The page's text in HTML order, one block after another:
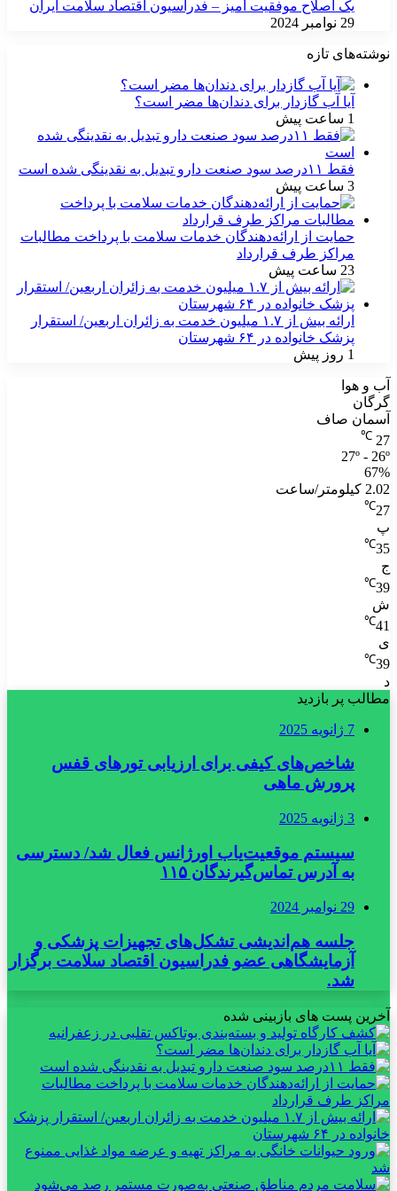
یک اصلاح موفقیت آمیز – فدراسیون اقتصاد سلامت ایران
29 نوامبر 2024
نوشته‌های تازه
آیا آب گازدار برای دندان‌ها مضر است؟
1 ساعت پیش
فقط ۱۱‌درصد سود صنعت دارو تبدیل به نقدینگی شده است
3 ساعت پیش
حمایت از ارائه‌دهندگان خدمات سلامت با پرداخت مطالبات
مراکز طرف قرارداد
23 ساعت پیش
ارائه بیش از ۱.۷ میلیون خدمت به زائران اربعین/ استقرار
پزشک خانواده در ۶۴ شهرستان
1 روز پیش
آب و هوا
گرگان
آسمان صاف
27
℃
27º - 26º
67%
2.02 کیلومتر/ساعت
27
℃
پ
35
℃
ج
39
℃
ش
41
℃
ی
39
℃
د
مطالب پر بازدید
7 ژانویه 2025
شاخص‌های کیفی برای ارزیابی تورهای قفس
پرورش ماهی
3 ژانویه 2025
سیستم موقعیت‌یاب اورژانس فعال شد/ دسترسی
به آدرس تماس‌گیرندگان ۱۱۵
29 نوامبر 2024
جلسه هم‌اندیشی تشکل‌های تجهیزات پزشکی و
آزمایشگاهی عضو فدراسیون اقتصاد سلامت برگزار
شد.
آخرین پست های بازبینی شده